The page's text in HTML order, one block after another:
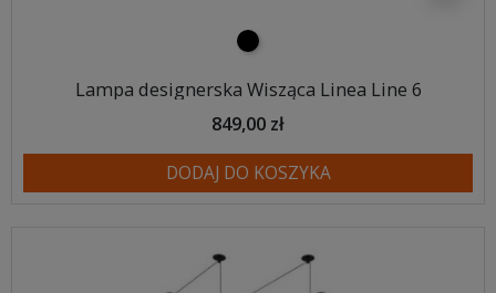
czarny
Lampa designerska Wisząca Linea Line 6
849,00 zł
DODAJ DO KOSZYKA